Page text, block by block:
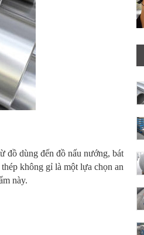
đồ dùng đến đồ nấu nướng, bát
không gỉ là một lựa chọn an
này.